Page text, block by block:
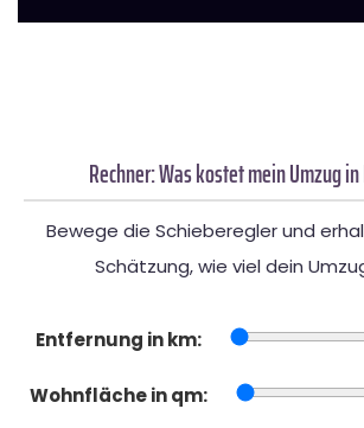
Rechner: Was kostet mein Umzug
Bewege die Schieberegler und
Schätzung, wie viel dein
Entfernung in km:
Wohnfläche in qm: